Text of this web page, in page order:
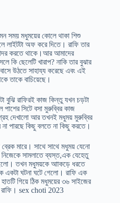
সময় মধুময়ের কোলে থাকা শিশু
লাইটটা অফ করে দিতে। রাফি তার
আদর করতে থাকে।আর আমাদের
ছেলেটি খারাপ? নাকি তার বুঝার
বাসে উঠতে সাহায্য করেছে এবং এই
তাকে বাচিয়েছে।
বুঝি রাফিরই কাজ কিন্তু যখন চড়টা
সিটে বসা মুরুব্বির কাজ
দেখালো আর তখনই মধুময় মুরুব্বির
না পারছে কিছু বলতে না কিছু করতে।
মারে। সাথে সাথে মধুময় যেনো
নিজেকে সামলাতে ব্যস্ত,এক যেহেতু
তখন মধুময়কে আাকড়ে ধরতে
একটা ঘটনা ঘটে গেলো। রাফি এক
গিয়ে ঠিক মধুময়ের ৩৬ সাইজের
রাফি। sex choti 2023